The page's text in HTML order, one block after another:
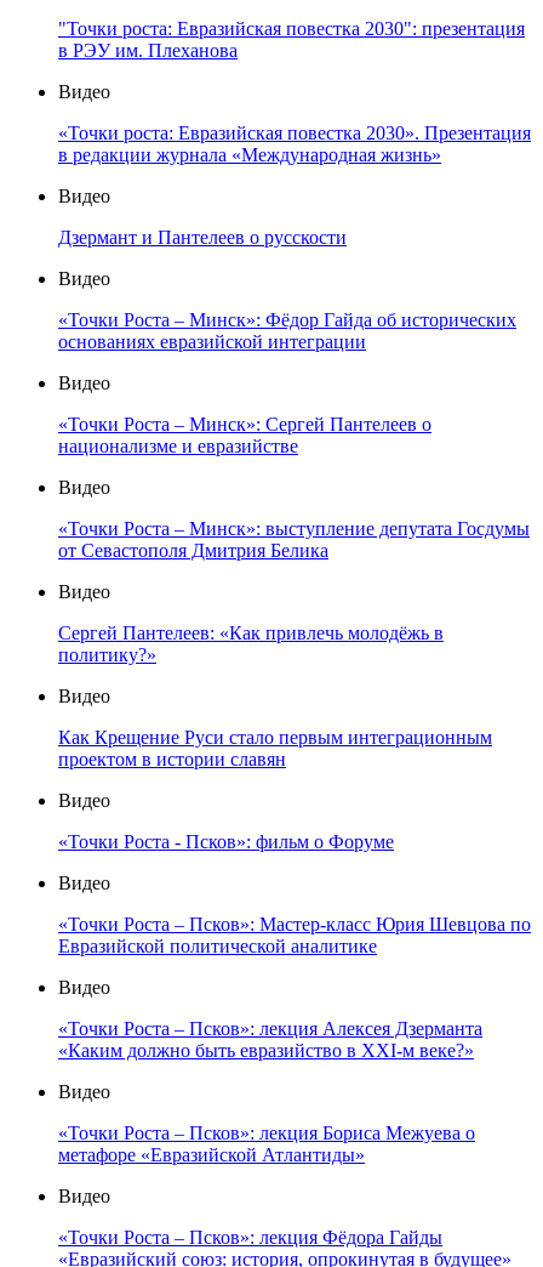
"Точки роста: Евразийская повестка 2030": презентация
в РЭУ им. Плеханова
Видео
«Точки роста: Евразийская повестка 2030». Презентация
в редакции журнала «Международная жизнь»
Видео
Дзермант и Пантелеев о русскости
Видео
«Точки Роста – Минск»: Фёдор Гайда об исторических
основаниях евразийской интеграции
Видео
«Точки Роста – Минск»: Сергей Пантелеев о
национализме и евразийстве
Видео
«Точки Роста – Минск»: выступление депутата Госдумы
от Севастополя Дмитрия Белика
Видео
Сергей Пантелеев: «Как привлечь молодёжь в
политику?»
Видео
Как Крещение Руси стало первым интеграционным
проектом в истории славян
Видео
«Точки Роста - Псков»: фильм о Форуме
Видео
«Точки Роста – Псков»: Мастер-класс Юрия Шевцова по
Евразийской политической аналитике
Видео
«Точки Роста – Псков»: лекция Алексея Дзерманта
«Каким должно быть евразийство в XXI-м веке?»
Видео
«Точки Роста – Псков»: лекция Бориса Межуева о
метафоре «Евразийской Атлантиды»
Видео
«Точки Роста – Псков»: лекция Фёдора Гайды
«Евразийский союз: история, опрокинутая в будущее»